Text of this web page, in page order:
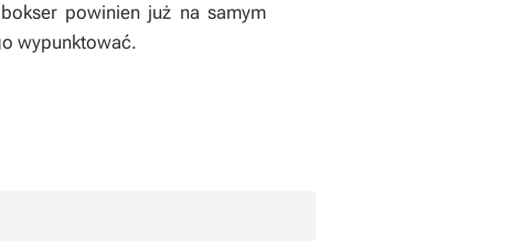
powinien już na samym
wypunktować.